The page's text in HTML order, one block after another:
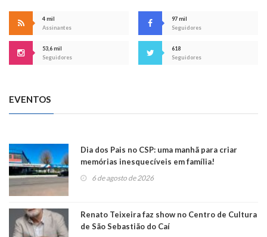
4 mil
Assinantes
97 mil
Seguidores
53,6 mil
Seguidores
618
Seguidores
EVENTOS
Dia dos Pais no CSP: uma manhã para criar
memórias inesquecíveis em família!
6 de agosto de 2026
Renato Teixeira faz show no Centro de Cultura
de São Sebastião do Caí